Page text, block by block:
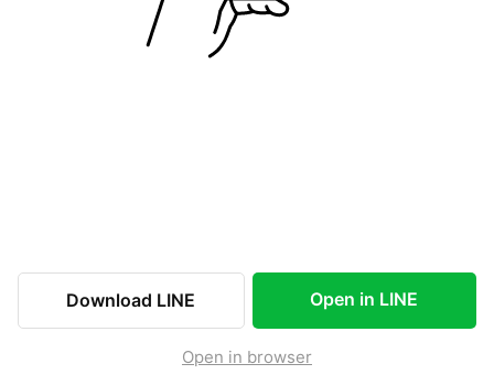
Download LINE Open in LINE
Open in browser